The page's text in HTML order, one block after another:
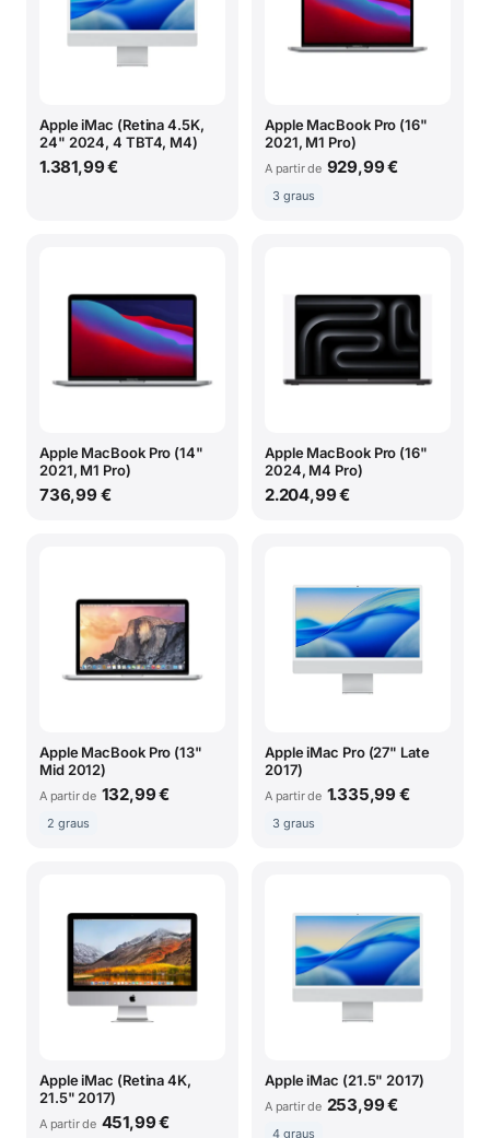
Apple iMac (Retina 4.5K,
24" 2024, 4 TBT4, M4)
1.381,99 €
Apple MacBook Pro (16"
2021, M1 Pro)
A partir de 929,99 €
3 graus
Apple MacBook Pro (14"
2021, M1 Pro)
736,99 €
Apple MacBook Pro (16"
2024, M4 Pro)
2.204,99 €
Apple MacBook Pro (13"
Mid 2012)
A partir de 132,99 €
2 graus
Apple iMac Pro (27" Late
2017)
A partir de 1.335,99 €
3 graus
Apple iMac (Retina 4K,
21.5" 2017)
A partir de 451,99 €
Apple iMac (21.5" 2017)
A partir de 253,99 €
4 graus